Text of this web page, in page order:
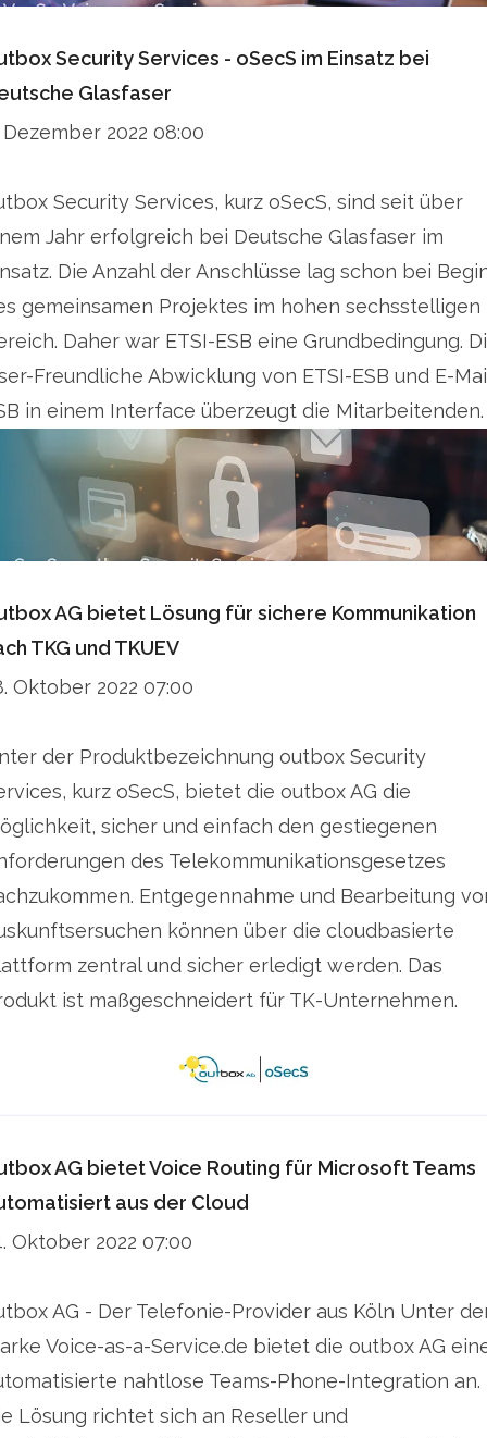
Security Services - oSecS im Einsatz bei
Glasfaser
Dezember 2022 08:00
Security Services, kurz oSecS, sind seit über
Jahr erfolgreich bei Deutsche Glasfaser im
Die Anzahl der Anschlüsse lag schon bei
gemeinsamen Projektes im hohen sechsstelligen
Daher war ETSI-ESB eine Grundbedingung.
Freundliche Abwicklung von ETSI-ESB und E-
in einem Interface überzeugt die Mitarbeitenden.
AG bietet Lösung für sichere Kommunikation
TKG und TKUEV
Oktober 2022 07:00
der Produktbezeichnung outbox Security
kurz oSecS, bietet die outbox AG die
sicher und einfach den gestiegenen
des Telekommunikationsgesetzes
Entgegennahme und Bearbeitung
können über die cloudbasierte
zentral und sicher erledigt werden. Das
ist maßgeschneidert für TK-Unternehmen.
AG bietet Voice Routing für Microsoft Teams
aus der Cloud
Oktober 2022 07:00
AG - Der Telefonie-Provider aus Köln Unter
Voice-as-a-Service.de bietet die outbox AG
nahtlose Teams-Phone-Integration an.
Lösung richtet sich an Reseller und